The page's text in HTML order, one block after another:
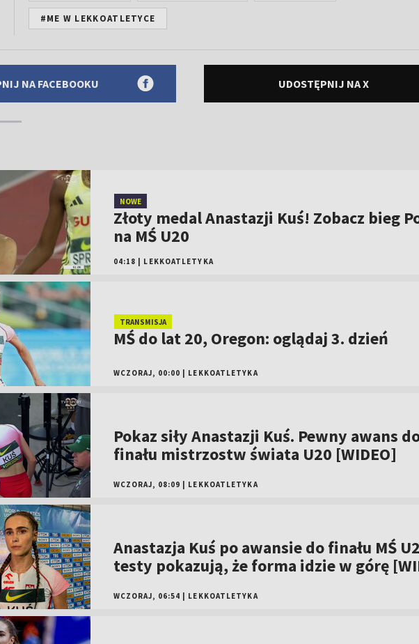
#ME W LEKKOATLETYCE
NA FACEBOOKU UDOSTĘPNIJ NA X
NOWE
Złoty medal Anastazji Kuś! Zobacz bieg
na MŚ U20
04:18 LEKKOATLETYKA
TRANSMISJA
MŚ do lat 20, Oregon: oglądaj 3. dzień
WCZORAJ, 00:00 LEKKOATLETYKA
Pokaz siły Anastazji Kuś. Pewny awans
finału mistrzostw świata U20 [WIDEO]
WCZORAJ, 08:09 LEKKOATLETYKA
Anastazja Kuś po awansie do finału MŚ
testy pokazują, że forma idzie w górę
WCZORAJ, 06:54 LEKKOATLETYKA